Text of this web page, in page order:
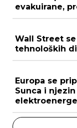
evakuirane,
Wall Street
tehnoloških
Europa se
Sunca i